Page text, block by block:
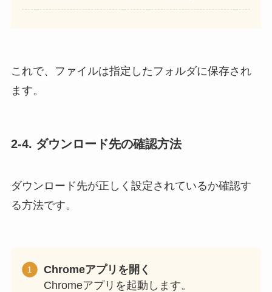
これで、ファイルは指定したフォルダに保存され
ます。
2-4. ダウンロード先の確認方法
ダウンロード先が正しく設定されているか確認す
る方法です。
Chromeアプリを開く
Chromeアプリを起動します。